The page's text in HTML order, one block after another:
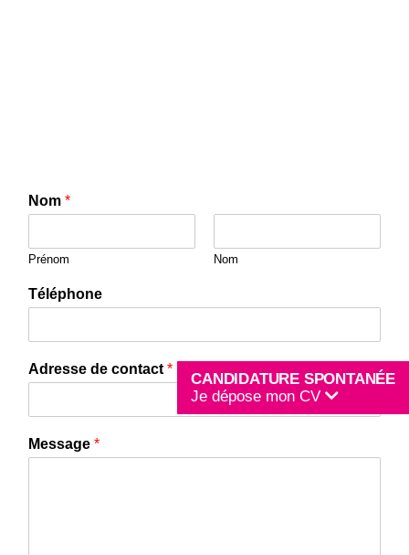
CANDIDATURE SPONTANÉE
Je dépose mon CV
Nom *
Prénom Nom
Téléphone
Adresse de contact *
Message *